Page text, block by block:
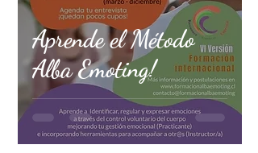
Aprende el Método
Alba Emoting!